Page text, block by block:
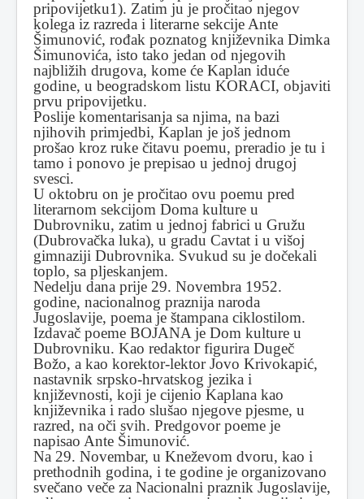
pripovijetku1). Zatim ju je pročitao njegov
kolega iz razreda i literarne sekcije Ante
Šimunović, rođak poznatog književnika Dimka
Šimunovića, isto tako jedan od njegovih
najbližih drugova, kome će Kaplan iduće
godine, u beogradskom listu KORACI, objaviti
prvu pripovijetku.
Poslije komentarisanja sa njima, na bazi
njihovih primjedbi, Kaplan je još jednom
prošao kroz ruke čitavu poemu, preradio je tu i
tamo i ponovo je prepisao u jednoj drugoj
svesci.
U oktobru on je pročitao ovu poemu pred
literarnom sekcijom Doma kulture u
Dubrovniku, zatim u jednoj fabrici u Gružu
(Dubrovačka luka), u gradu Cavtat i u višoj
gimnaziji Dubrovnika. Svukud su je dočekali
toplo, sa pljeskanjem.
Nedelju dana prije 29. Novembra 1952.
godine, nacionalnog praznija naroda
Jugoslavije, poema je štampana ciklostilom.
Izdavač poeme BOJANA je Dom kulture u
Dubrovniku. Kao redaktor figurira Dugeč
Božo, a kao korektor-lektor Jovo Krivokapić,
nastavnik srpsko-hrvatskog jezika i
književnosti, koji je cijenio Kaplana kao
književnika i rado slušao njegove pjesme, u
razred, na oči svih. Predgovor poeme je
napisao Ante Šimunović.
Na 29. Novembar, u Kneževom dvoru, kao i
prethodnih godina, i te godine je organizovano
svečano veče za Nacionalni praznik Jugoslavije,